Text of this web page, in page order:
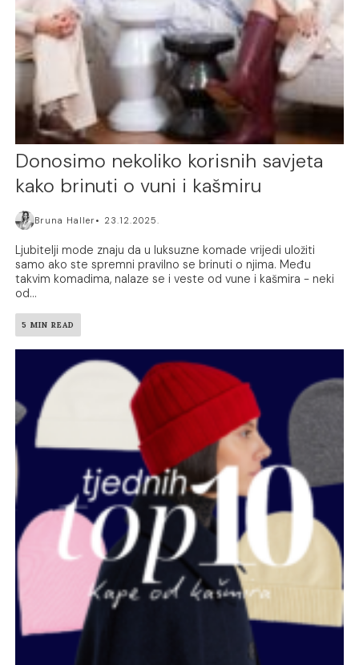
Donosimo nekoliko korisnih savjeta
kako brinuti o vuni i kašmiru
Bruna Haller 23.12.2025.
Ljubitelji mode znaju da u luksuzne komade vrijedi uložiti
samo ako ste spremni pravilno se brinuti o njima. Među
takvim komadima, nalaze se i veste od vune i kašmira - neki
od...
5 MIN READ